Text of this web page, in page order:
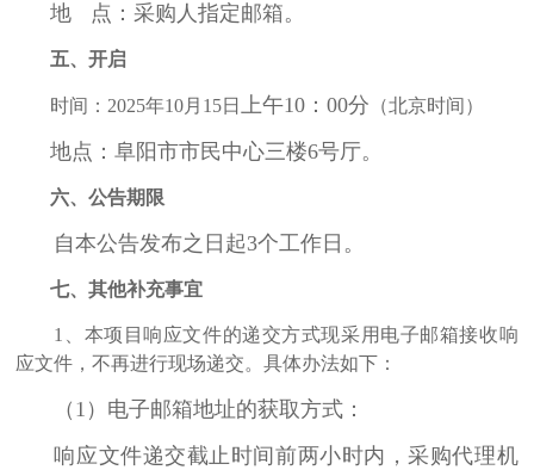
地
点：采购人指定邮箱。
五、开启
时间： 2025年10月 15日 上午10：00分 （北京时间）
地点：阜阳市市民中心三楼6号厅。
六、公告期限
自本公告发布之日起3个工作日。
七、其他补充事宜
1、本项目响应文件的递交方式现采用电子邮箱接收响
应文件，不再进行现场递交。具体办法如下：
（ 1）电子邮箱地址的获取方式：
响应文件递交截止时间前两小时内，采购代理机